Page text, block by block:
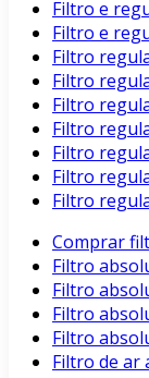
Filtro e
Filtro e
Filtro
Filtro
Filtro
Filtro
Filtro
Filtro
Filtro
Comprar
Filtro
Filtro
Filtro
Filtro
Filtro de ar